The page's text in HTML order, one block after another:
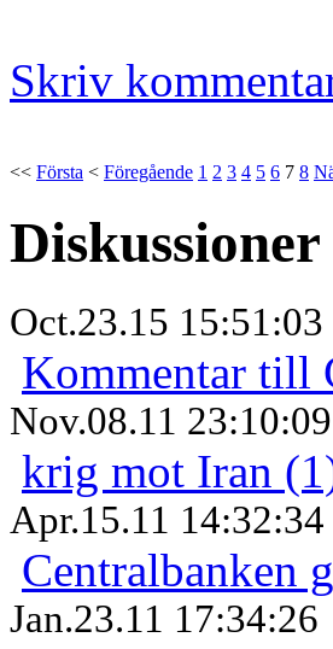
Skriv
<< Första < Föregående 1 2 3 4 5 6 7 8
Diskussioner
Oct.23.15 15:51:03
Kommentar till
Nov.08.11 23:10:09
krig mot Iran
Apr.15.11 14:32:34
Centralbanken
Jan.23.11 17:34:26